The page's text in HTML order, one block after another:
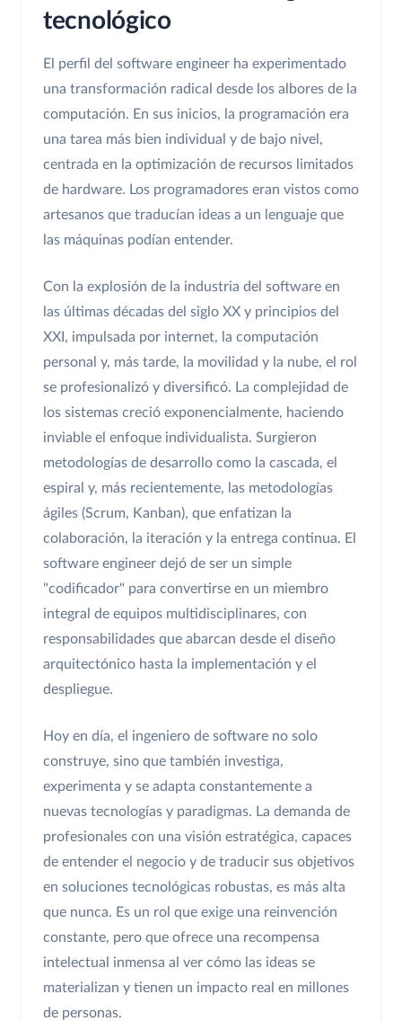
tecnológico
El perfil del software engineer ha experimentado
una transformación radical desde los albores de la
computación. En sus inicios, la programación era
una tarea más bien individual y de bajo nivel,
centrada en la optimización de recursos limitados
de hardware. Los programadores eran vistos como
artesanos que traducían ideas a un lenguaje que
las máquinas podían entender.
Con la explosión de la industria del software en
las últimas décadas del siglo XX y principios del
XXI, impulsada por internet, la computación
personal y, más tarde, la movilidad y la nube, el rol
se profesionalizó y diversificó. La complejidad de
los sistemas creció exponencialmente, haciendo
inviable el enfoque individualista. Surgieron
metodologías de desarrollo como la cascada, el
espiral y, más recientemente, las metodologías
ágiles (Scrum, Kanban), que enfatizan la
colaboración, la iteración y la entrega continua. El
software engineer dejó de ser un simple
"codificador" para convertirse en un miembro
integral de equipos multidisciplinares, con
responsabilidades que abarcan desde el diseño
arquitectónico hasta la implementación y el
despliegue.
Hoy en día, el ingeniero de software no solo
construye, sino que también investiga,
experimenta y se adapta constantemente a
nuevas tecnologías y paradigmas. La demanda de
profesionales con una visión estratégica, capaces
de entender el negocio y de traducir sus objetivos
en soluciones tecnológicas robustas, es más alta
que nunca. Es un rol que exige una reinvención
constante, pero que ofrece una recompensa
intelectual inmensa al ver cómo las ideas se
materializan y tienen un impacto real en millones
de personas.